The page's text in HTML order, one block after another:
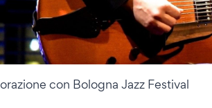
con Bologna Jazz Festival